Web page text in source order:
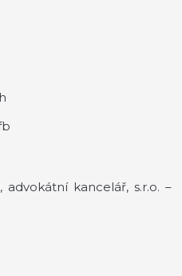
kancelář, s.r.o. –